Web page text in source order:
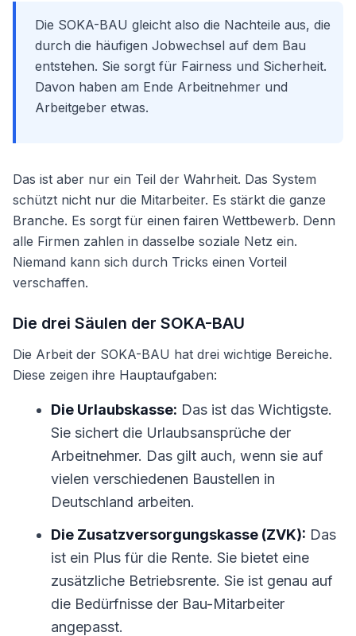
Die SOKA-BAU gleicht also die Nachteile aus, die
durch die häufigen Jobwechsel auf dem Bau
entstehen. Sie sorgt für Fairness und Sicherheit.
Davon haben am Ende Arbeitnehmer und
Arbeitgeber etwas.
Das ist aber nur ein Teil der Wahrheit. Das System
schützt nicht nur die Mitarbeiter. Es stärkt die ganze
Branche. Es sorgt für einen fairen Wettbewerb. Denn
alle Firmen zahlen in dasselbe soziale Netz ein.
Niemand kann sich durch Tricks einen Vorteil
verschaffen.
Die drei Säulen der SOKA-BAU
Die Arbeit der SOKA-BAU hat drei wichtige Bereiche.
Diese zeigen ihre Hauptaufgaben:
Die Urlaubskasse: Das ist das Wichtigste.
Sie sichert die Urlaubsansprüche der
Arbeitnehmer. Das gilt auch, wenn sie auf
vielen verschiedenen Baustellen in
Deutschland arbeiten.
Die Zusatzversorgungskasse (ZVK): Das
ist ein Plus für die Rente. Sie bietet eine
zusätzliche Betriebsrente. Sie ist genau auf
die Bedürfnisse der Bau-Mitarbeiter
angepasst.